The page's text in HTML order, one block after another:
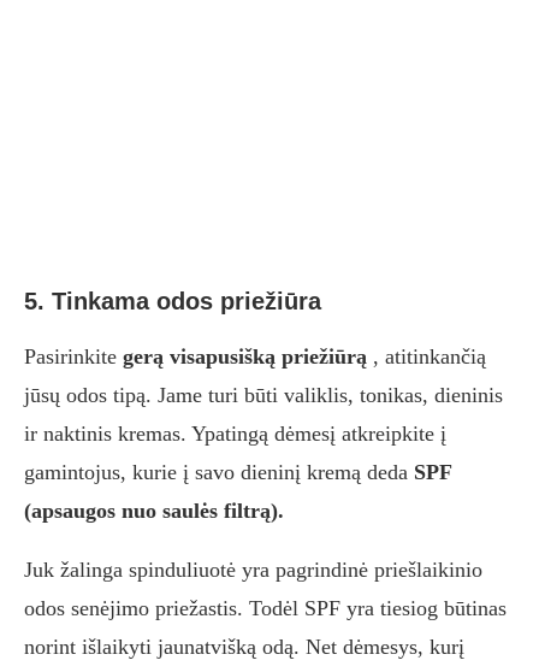
5. Tinkama odos priežiūra
Pasirinkite gerą visapusišką priežiūrą , atitinkančią
jūsų odos tipą. Jame turi būti valiklis, tonikas, dieninis
ir naktinis kremas. Ypatingą dėmesį atkreipkite į
gamintojus, kurie į savo dieninį kremą deda SPF
(apsaugos nuo saulės filtrą).
Juk žalinga spinduliuotė yra pagrindinė priešlaikinio
odos senėjimo priežastis. Todėl SPF yra tiesiog būtinas
norint išlaikyti jaunatvišką odą. Net dėmesys, kurį